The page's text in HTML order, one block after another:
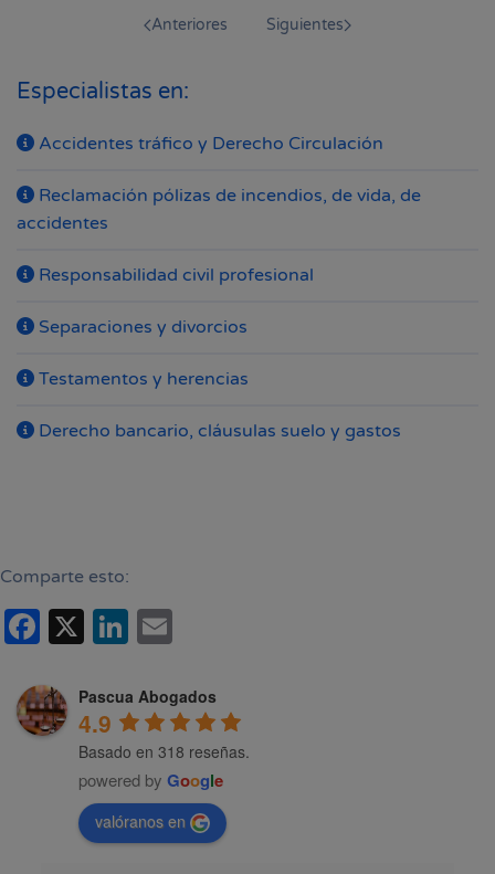
Anteriores Siguientes
Especialistas en:
Accidentes tráfico y Derecho Circulación
Reclamación pólizas de incendios, de vida, de
accidentes
Responsabilidad civil profesional
Separaciones y divorcios
Testamentos y herencias
Derecho bancario, cláusulas suelo y gastos
¿Alguna
Comparte esto:
Facebook
X LinkedIn
Pascua Abogados
4.9
Basado en 318 reseñas.
powered by Google
valóranos en